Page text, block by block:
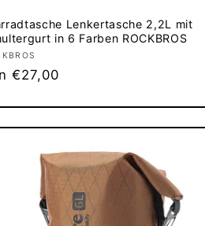
Lenkertasche 2,2L mit
in 6 Farben ROCKBROS
€27,00